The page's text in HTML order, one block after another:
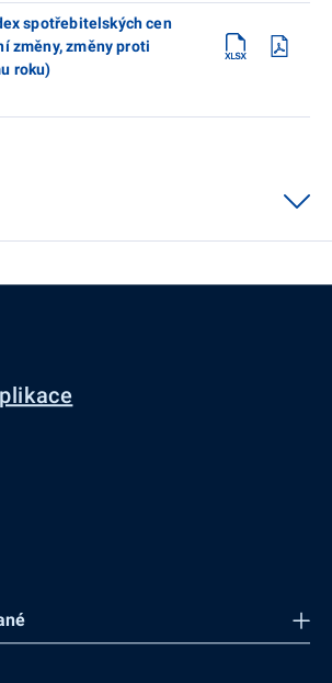
spotřebitelských cen
změny, změny proti
roku)